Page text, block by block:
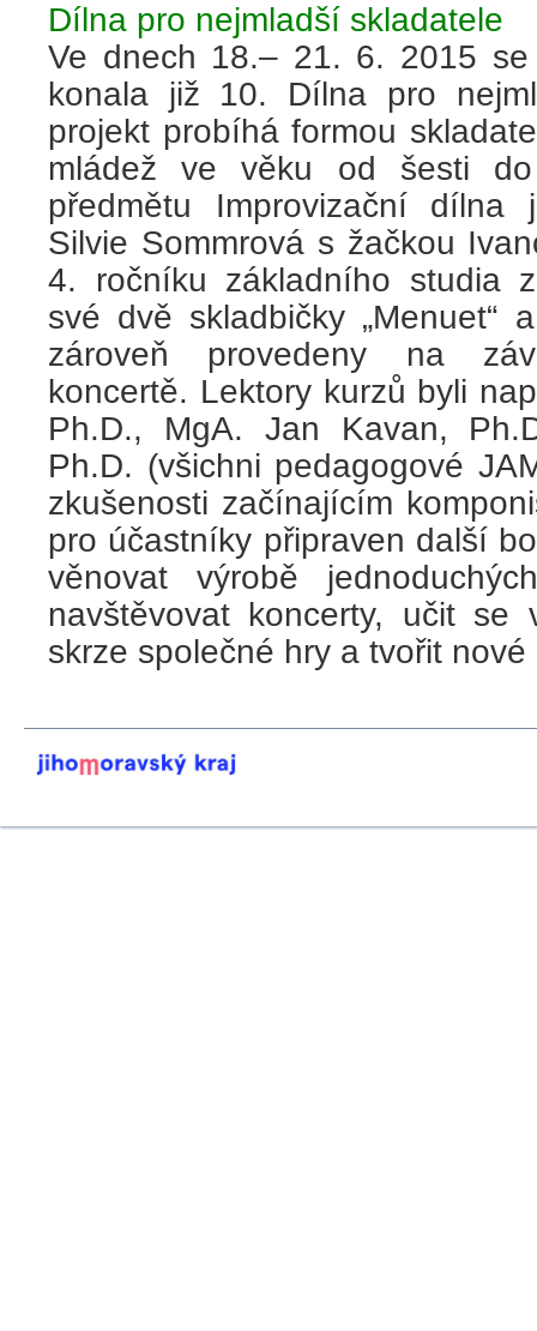
Dílna pro nejmladší skladatele
Ve dnech 18.– 21. 6. 2015
konala již 10. Dílna pro
projekt probíhá formou
mládež ve věku od šesti
předmětu Improvizační
Silvie Sommrová s žačkou
4. ročníku základního studia
své dvě skladbičky „Menuet“
zároveň provedeny na
koncertě. Lektory kurzů byli
Ph.D., MgA. Jan Kavan,
Ph.D. (všichni pedagogové
zkušenosti začínajícím
pro účastníky připraven další
věnovat výrobě
navštěvovat koncerty, učit
skrze společné hry a tvořit